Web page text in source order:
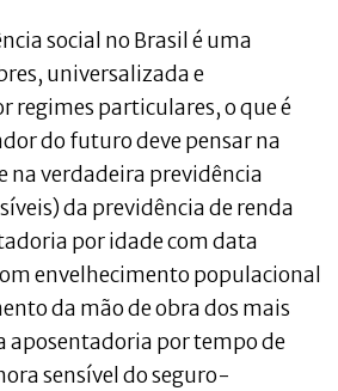
social no Brasil é uma
universalizada e
regimes particulares, o que é
do futuro deve pensar na
na verdadeira previdência
da previdência de renda
por idade com data
envelhecimento populacional
da mão de obra dos mais
aposentadoria por tempo de
sensível do seguro-